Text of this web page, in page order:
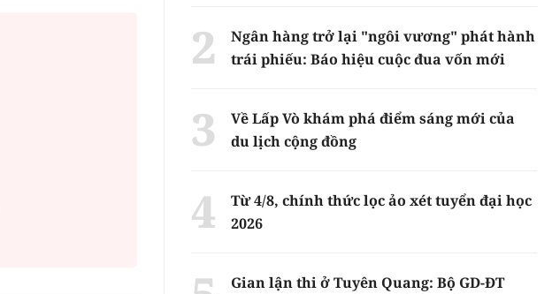
Ngân hàng trở lại "ngôi vương" phát hành
trái phiếu: Báo hiệu cuộc đua vốn mới
Về Lấp Vò khám phá điểm sáng mới của
du lịch cộng đồng
Từ 4/8, chính thức lọc ảo xét tuyển đại học
2026
Gian lận thi ở Tuyên Quang: Bộ GD-ĐT